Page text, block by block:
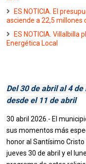
ES NOTICIA. El
asciende a 22,5 millones
ES NOTICIA. Villalbilla
Energética Local
Del 30 de abril al 4
desde el 11 de abril
30 abril 2026.- El
sus momentos más
honor al Santísimo
jueves 30 de abril y el